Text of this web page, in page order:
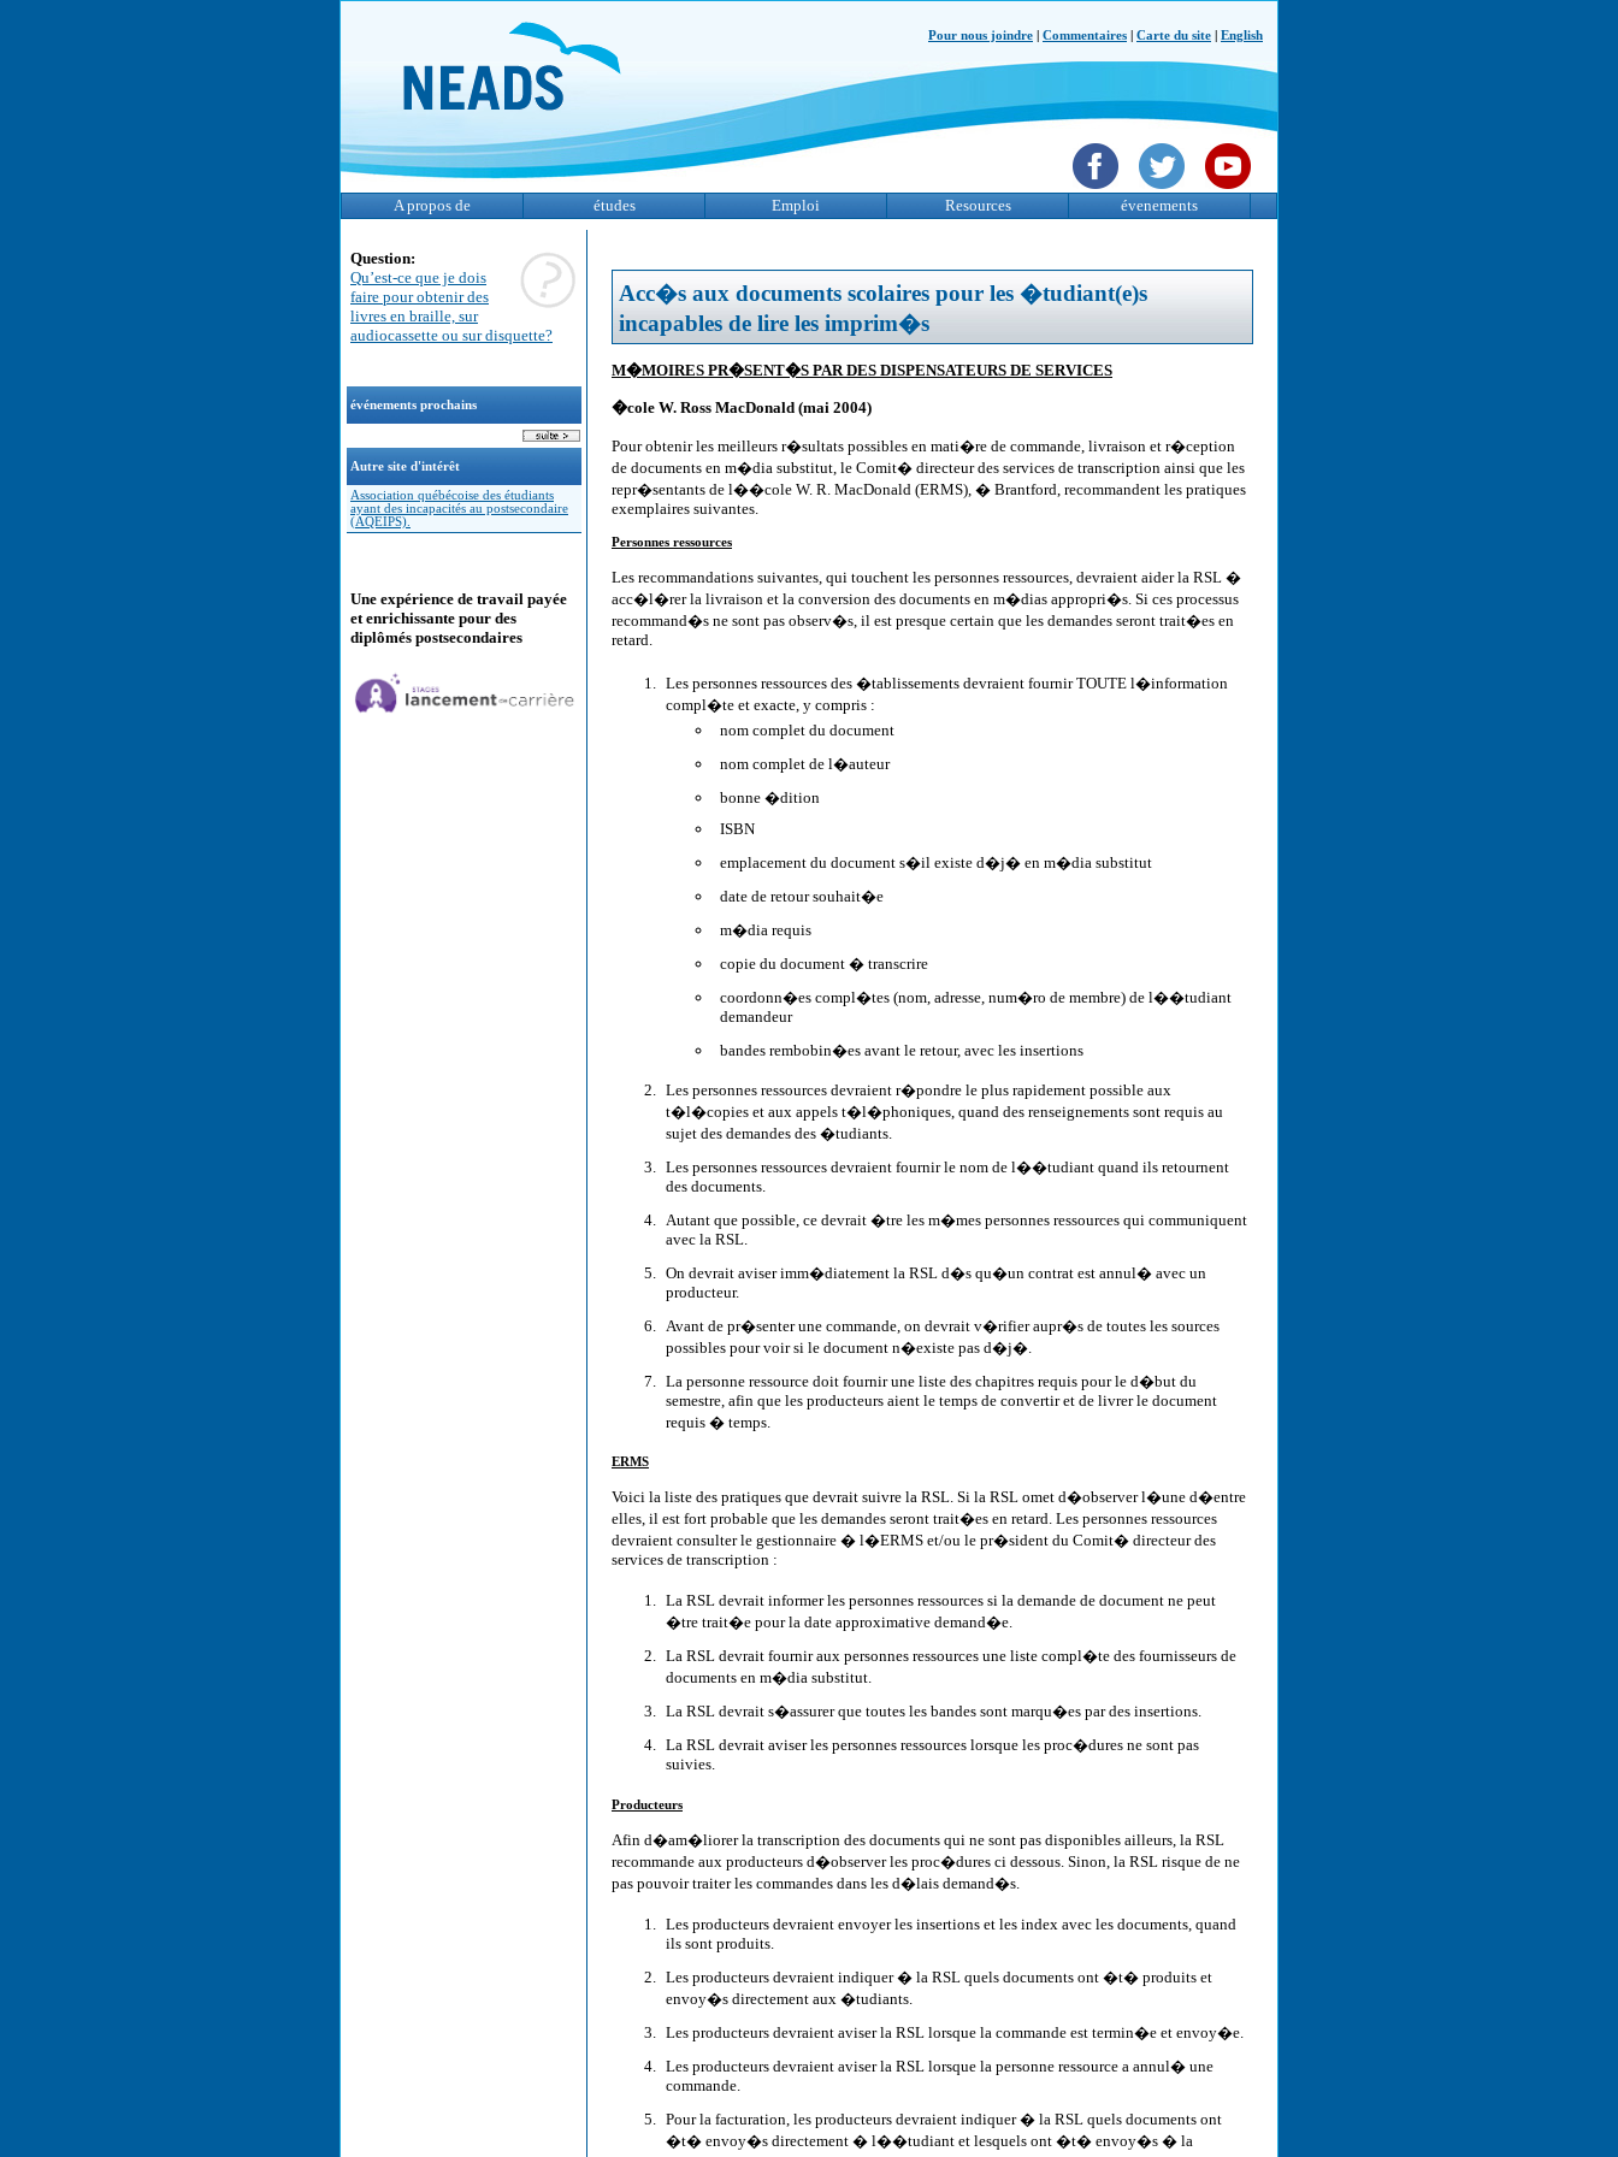
Pour nous joindre Commentaires Carte du site English
A propos de études Emploi Resources évenements
Question:
Qu’est-ce que je dois
faire pour obtenir des
livres en braille, sur
audiocassette ou sur disquette?
événements prochains
Autre site d'intérêt
Association québécoise des étudiants
ayant des incapacités au postsecondaire
(AQEIPS).
Une expérience de travail payée
et enrichissante pour des
diplômés postsecondaires
Acc�s aux documents scolaires pour les �tudiant(e)s
incapables de lire les imprim�s
M�MOIRES PR�SENT�S PAR DES DISPENSATEURS DE SERVICES
�cole W. Ross MacDonald (mai 2004)
Pour obtenir les meilleurs r�sultats possibles en mati�re de commande, livraison et r�ception
de documents en m�dia substitut, le Comit� directeur des services de transcription ainsi que les
repr�sentants de l��cole W. R. MacDonald (ERMS), � Brantford, recommandent les pratiques
exemplaires suivantes.
Personnes ressources
Les recommandations suivantes, qui touchent les personnes ressources, devraient aider la RSL �
acc�l�rer la livraison et la conversion des documents en m�dias appropri�s. Si ces processus
recommand�s ne sont pas observ�s, il est presque certain que les demandes seront trait�es en
retard.
Les personnes ressources des �tablissements devraient fournir TOUTE l�information
compl�te et exacte, y compris :
nom complet du document
nom complet de l�auteur
bonne �dition
ISBN
emplacement du document s�il existe d�j� en m�dia substitut
date de retour souhait�e
m�dia requis
copie du document � transcrire
coordonn�es compl�tes (nom, adresse, num�ro de membre) de l��tudiant
demandeur
bandes rembobin�es avant le retour, avec les insertions
Les personnes ressources devraient r�pondre le plus rapidement possible aux
t�l�copies et aux appels t�l�phoniques, quand des renseignements sont requis au
sujet des demandes des �tudiants.
Les personnes ressources devraient fournir le nom de l��tudiant quand ils retournent
des documents.
Autant que possible, ce devrait �tre les m�mes personnes ressources qui communiquent
avec la RSL.
On devrait aviser imm�diatement la RSL d�s qu�un contrat est annul� avec un
producteur.
Avant de pr�senter une commande, on devrait v�rifier aupr�s de toutes les sources
possibles pour voir si le document n�existe pas d�j�.
La personne ressource doit fournir une liste des chapitres requis pour le d�but du
semestre, afin que les producteurs aient le temps de convertir et de livrer le document
requis � temps.
ERMS
Voici la liste des pratiques que devrait suivre la RSL. Si la RSL omet d�observer l�une d�entre
elles, il est fort probable que les demandes seront trait�es en retard. Les personnes ressources
devraient consulter le gestionnaire � l�ERMS et/ou le pr�sident du Comit� directeur des
services de transcription :
La RSL devrait informer les personnes ressources si la demande de document ne peut
�tre trait�e pour la date approximative demand�e.
La RSL devrait fournir aux personnes ressources une liste compl�te des fournisseurs de
documents en m�dia substitut.
La RSL devrait s�assurer que toutes les bandes sont marqu�es par des insertions.
La RSL devrait aviser les personnes ressources lorsque les proc�dures ne sont pas
suivies.
Producteurs
Afin d�am�liorer la transcription des documents qui ne sont pas disponibles ailleurs, la RSL
recommande aux producteurs d�observer les proc�dures ci dessous. Sinon, la RSL risque de ne
pas pouvoir traiter les commandes dans les d�lais demand�s.
Les producteurs devraient envoyer les insertions et les index avec les documents, quand
ils sont produits.
Les producteurs devraient indiquer � la RSL quels documents ont �t� produits et
envoy�s directement aux �tudiants.
Les producteurs devraient aviser la RSL lorsque la commande est termin�e et envoy�e.
Les producteurs devraient aviser la RSL lorsque la personne ressource a annul� une
commande.
Pour la facturation, les producteurs devraient indiquer � la RSL quels documents ont
�t� envoy�s directement � l��tudiant et lesquels ont �t� envoy�s � la